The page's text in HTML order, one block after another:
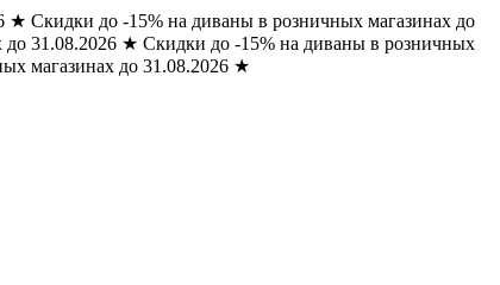
★ Скидки до -15% на диваны в розничных магазинах до
31.08.2026 ★ Скидки до -15% на диваны в розничных
магазинах до 31.08.2026 ★